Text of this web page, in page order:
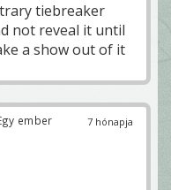
tiebreaker
not reveal it until
a show out of it
7 hónapja
ember